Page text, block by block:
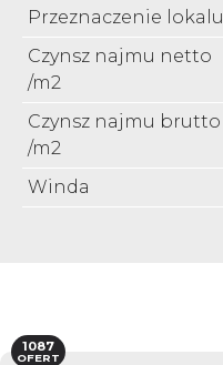
Przeznaczenie lokalu
Czynsz najmu netto
/m2
Czynsz najmu brutto
/m2
Winda
1087
OFERT